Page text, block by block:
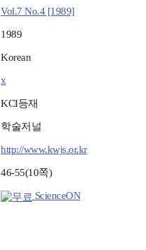
Vol.7 No.4 [1989]
1989
Korean
x
KCI등재
학술저널
http://www.kwjs.or.kr
46-55(10쪽)
ScienceON